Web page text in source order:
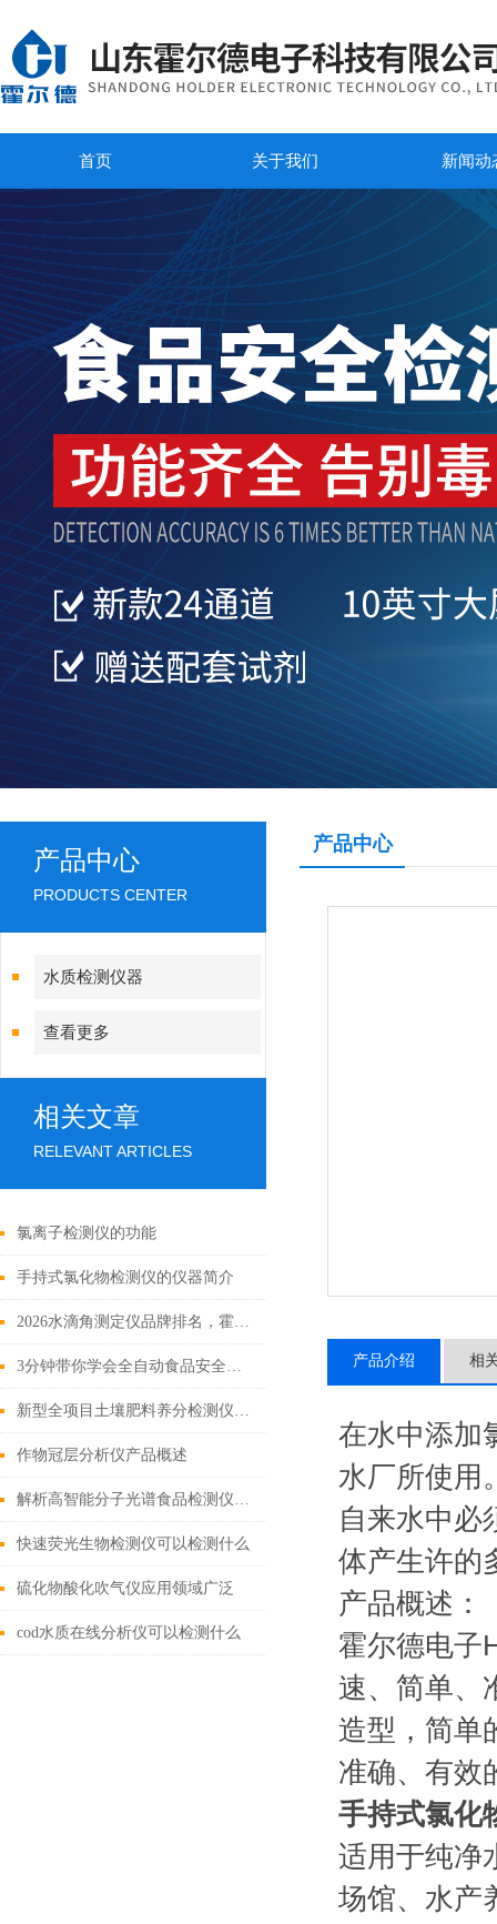
首页 关于我们 新闻动
产品中心
PRODUCTS CENTER
水质检测仪器
查看更多
相关文章
RELEVANT ARTICLES
氯离子检测仪的功能
手持式氯化物检测仪的仪器简介
2026水滴角测定仪品牌排名，霍尔德电子综合性价比高
3分钟带你学会全自动食品安全检测仪的使用
新型全项目土壤肥料养分检测仪【2021仪器重磅推荐】
作物冠层分析仪产品概述
解析高智能分子光谱食品检测仪的的功能特点
快速荧光生物检测仪可以检测什么
硫化物酸化吹气仪应用领域广泛
cod水质在线分析仪可以检测什么
产品中心
产品介绍 相
在水中添加
水厂所使用
自来水中必
体产生许的
产品概述：
霍尔德电子
速、简单、
造型，简单
准确、有效
手持式氯化
适用于纯净
场馆、水产